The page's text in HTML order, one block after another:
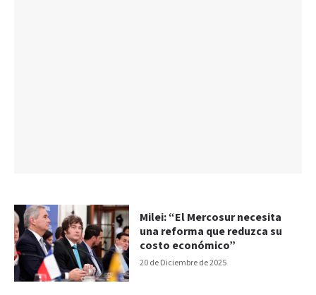
20 de Diciembre de 2025
Milei: “El Mercosur necesita
una reforma que reduzca su
costo económico”